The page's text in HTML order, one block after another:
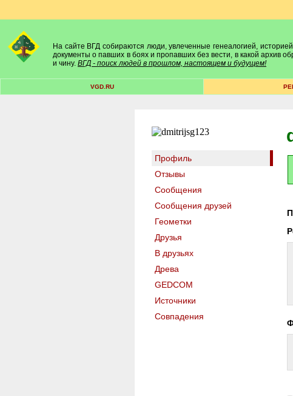
На сайте ВГД собираются люди, увлеченные генеалогией,
документы о павших в боях и пропавших без вести, в какой архив
и чину. ВГД - поиск людей в прошлом, настоящем и будущем!
VGD.RU
Профиль
Отзывы
Сообщения
Сообщения друзей
Геометки
Друзья
В друзьях
Древа
GEDCOM
Источники
Совпадения